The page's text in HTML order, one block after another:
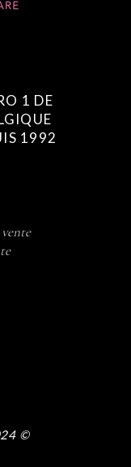
1 DE
1992
©